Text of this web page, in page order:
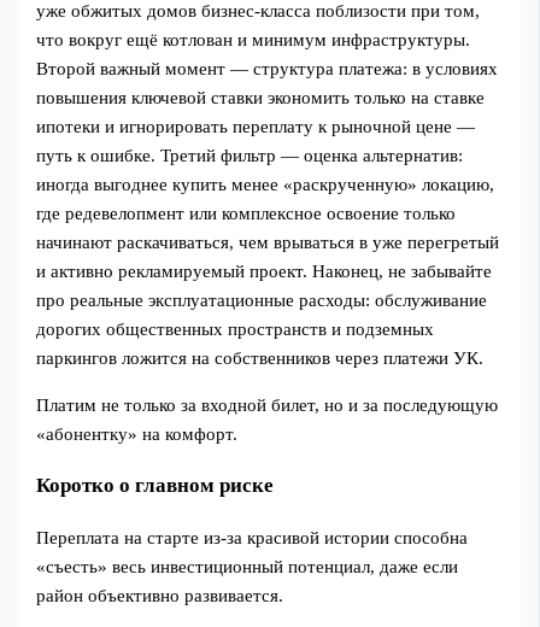
уже обжитых домов бизнес‑класса поблизости при том,
что вокруг ещё котлован и минимум инфраструктуры.
Второй важный момент — структура платежа: в условиях
повышения ключевой ставки экономить только на ставке
ипотеки и игнорировать переплату к рыночной цене —
путь к ошибке. Третий фильтр — оценка альтернатив:
иногда выгоднее купить менее «раскрученную» локацию,
где редевелопмент или комплексное освоение только
начинают раскачиваться, чем врываться в уже перегретый
и активно рекламируемый проект. Наконец, не забывайте
про реальные эксплуатационные расходы: обслуживание
дорогих общественных пространств и подземных
паркингов ложится на собственников через платежи УК.
Платим не только за входной билет, но и за последующую
«абонентку» на комфорт.
Коротко о главном риске
Переплата на старте из‑за красивой истории способна
«съесть» весь инвестиционный потенциал, даже если
район объективно развивается.